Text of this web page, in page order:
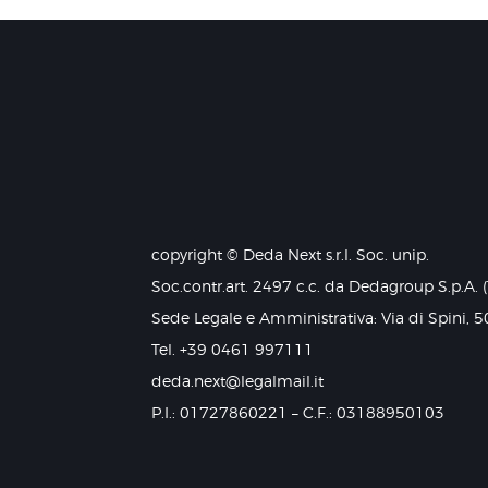
copyright © Deda Next s.r.l. Soc. unip.
Soc.contr.art. 2497 c.c. da Dedagroup S.p.A.
Sede Legale e Amministrativa: Via di Spini,
Tel. +39 0461 997111
deda.next@legalmail.it
P.I.: 01727860221 – C.F.: 03188950103